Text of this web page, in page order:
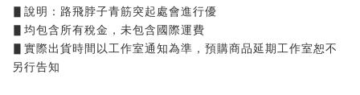
▋說明：路飛脖子青筋突起處會進行優
▋均包含所有稅金，未包含國際運費
▋實際出貨時間以工作室通知為準，預購商品延期工作室恕不
另行告知